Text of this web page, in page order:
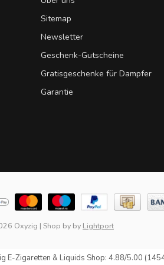
Sitemap
Newsletter
Geschenk-Gutscheine
Gratisgeschenke für Dampfer
Garantie
Oxyzig | Shop by by Lightport
E-Zigaretten & Liquids Shop: 4.88/5.00